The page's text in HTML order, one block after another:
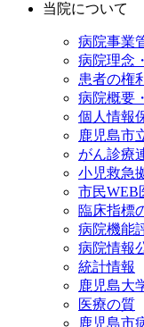
当院について
病院事業
病院理念
患者の権
病院概要
個人情報
鹿児島市
がん診療
小児救急
市民WEB
臨床指標
病院機能
病院情報
統計情報
鹿児島大
医療の質
鹿児島市